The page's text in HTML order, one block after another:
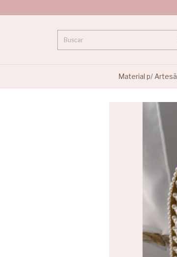
Material p/ Artesã